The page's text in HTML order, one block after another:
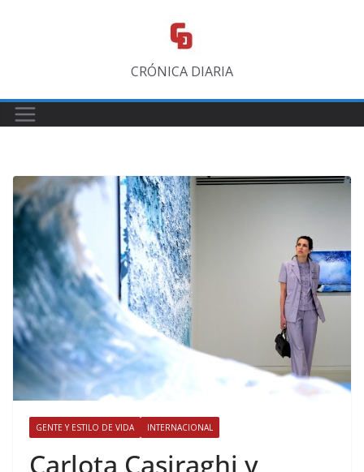
CRÓNICA DIARIA
GENTE Y ESTILO DE VIDA INTERNACIONAL
​Carlota Casiraghi y